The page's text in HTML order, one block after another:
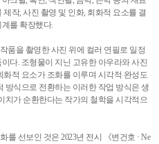
작, 사진 촬영 및 인화, 회화적 요소를 결
를 확장했다.
품을 촬영한 사진 위에 컬러 연필로 일정
다. 조형물이 지닌 고유한 아우라와 사진
적 요소가 조화를 이루며 시각적 완성도
방식으로 전환하는 이러한 작업 방식은 생
치가 순환한다는 작가의 철학을 시각적으
를 선보인 것은 2023년 전시 《변건호 · Ne